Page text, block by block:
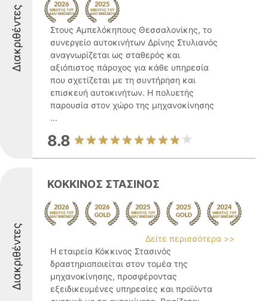
Διακριθέντες
Στους Αμπελόκηπους Θεσσαλονίκης, το
συνεργείο αυτοκινήτων Δρίνης Στυλιανός
αναγνωρίζεται ως σταθερός και
αξιόπιστος πάροχος για κάθε υπηρεσία
που σχετίζεται με τη συντήρηση και
επισκευή αυτοκινήτων. Η πολυετής
παρουσία στον χώρο της μηχανοκίνησης
...
8.8
Διακριθέντες
ΚΟΚΚΙΝΟΣ ΣΤΑΣΙΝΟΣ
Δείτε περισσότερα >>
Η εταιρεία Κόκκινος Στασινός
δραστηριοποιείται στον τομέα της
μηχανοκίνησης, προσφέροντας
εξειδικευμένες υπηρεσίες και προϊόντα